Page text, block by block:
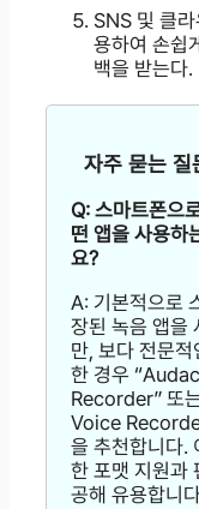
SNS 및 클
용하여 손쉽
백을 받는다.
자주 묻는
Q: 스마트폰으
떤 앱을 사용하
요?
A: 기본적으로
장된 녹음 앱을
만, 보다 전문
한 경우
Recorder” 또
Voice
을 추천합니다.
한 포맷 지원과
공해 유용합니